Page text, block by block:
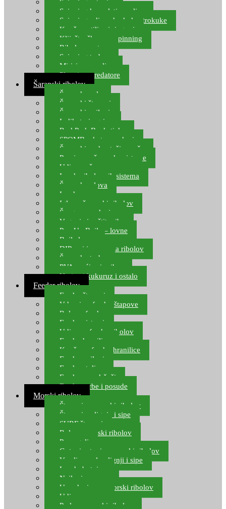
Spinning setovi
Spinning kompleti varalica
Spinning udice, dvokuke, trokuke
Kopče, vrtilice i ringovi
Kliješta, škare za spinning
Ribolov pastrve
Spinning torbe
Mirisi za varalice
Plovci za predatore
Šaranski ribolov
Šaranske role
Šaranski štapovi
Šaranski najloni
Indikatori ugriza
Rod Pod, Banksticks
SPOMB rakete, markeri
Šaranski podmetači, mreže
Pernice za šaranske sisteme
Udice za šarana, amura
Izrada ribolovnih sistema
Šaranska olova
Leadcore
Igle za šaranski ribolov
Špage, upredenice
Vaganje i zaštita ribe
Pop Up Boile – lovne
Boile lovne
DIP-ovi i arome za ribolov
Šaranske torbe
PVA vrećice i pribor
Umjetni kukuruz i ostalo
Feeder ribolov
Feeder štapovi
Vrhovi za feeder štapove
Role za feeder
Feeder sistemi
Udice za feeder ribolov
Feeder hranilice
Kopče za feeder hranilice
Feeder najloni
Feeder stolice
Feeder arm držači
Feeder torbe i posude
Morski ribolov
Štapovi za morski ribolov
Štapovi za lignje i sipe
SURF štapovi
Role za morski ribolov
Parangali
Gotovi setovi za morski ribolov
Varalice za lov lignji i sipe
Lov hobotnice
Najloni za more
Upredenice za morski ribolov
Udice za more
Perle za morski ribolov